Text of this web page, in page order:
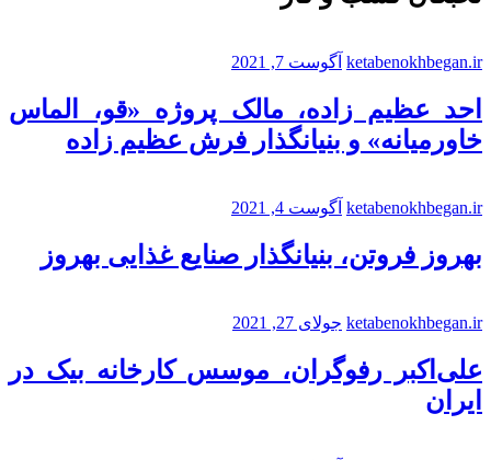
ketabenokhbegan.ir آگوست 7, 2021
احد عظیم زاده، مالک پروژه «قو، الماس
خاورمیانه» و بنیانگذار فرش عظیم زاده
ketabenokhbegan.ir آگوست 4, 2021
بهروز فروتن، بنیانگذار صنایع غذایی بهروز
ketabenokhbegan.ir جولای 27, 2021
علی‌اکبر رفوگران، موسس کارخانه بیک در
ایران